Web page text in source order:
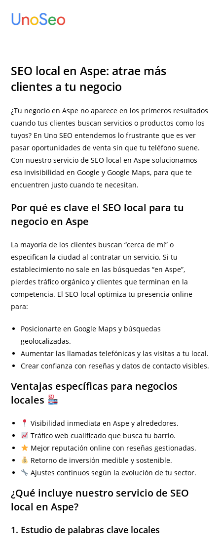
SEO local en Aspe: atrae más
clientes a tu negocio
¿Tu negocio en Aspe no aparece en los primeros resultados
cuando tus clientes buscan servicios o productos como los
tuyos? En Uno SEO entendemos lo frustrante que es ver
pasar oportunidades de venta sin que tu teléfono suene.
Con nuestro servicio de SEO local en Aspe solucionamos
esa invisibilidad en Google y Google Maps, para que te
encuentren justo cuando te necesitan.
Por qué es clave el SEO local para tu
negocio en Aspe
La mayoría de los clientes buscan “cerca de mí” o
especifican la ciudad al contratar un servicio. Si tu
establecimiento no sale en las búsquedas “en Aspe”,
pierdes tráfico orgánico y clientes que terminan en la
competencia. El SEO local optimiza tu presencia online
para:
Posicionarte en Google Maps y búsquedas
geolocalizadas.
Aumentar las llamadas telefónicas y las visitas a tu local.
Crear confianza con reseñas y datos de contacto visibles.
Ventajas específicas para negocios
locales
Visibilidad inmediata en Aspe y alrededores.
Tráfico web cualificado que busca tu barrio.
Mejor reputación online con reseñas gestionadas.
Retorno de inversión medible y sostenible.
Ajustes continuos según la evolución de tu sector.
¿Qué incluye nuestro servicio de SEO
local en Aspe?
1. Estudio de palabras clave locales